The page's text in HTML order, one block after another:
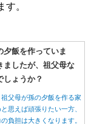
す。
夕飯を作っていま
ましたが、祖父母な
しょうか？
父母が孫の夕飯を作る家
思えば頑張りたい一方、
負担は大きくなります。